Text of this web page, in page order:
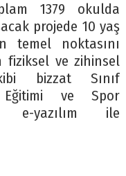
1379 okulda
projede 10 yaş
temel noktasını
fiziksel ve zihinsel
bizzat Sınıf
ve Spor
e-yazılım ile